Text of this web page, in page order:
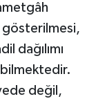
gösterilmesi,
dağılımı
değil,